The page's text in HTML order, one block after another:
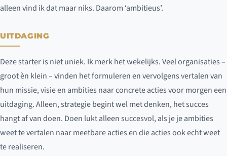
alleen vind ik dat maar niks. Daarom ‘ambitieus’.
UITDAGING
Deze starter is niet uniek. Ik merk het wekelijks. Veel organisaties –
groot èn klein – vinden het formuleren en vervolgens vertalen van
hun missie, visie en ambities naar concrete acties voor morgen een
uitdaging. Alleen, strategie begint wel met denken, het succes
hangt af van doen. Doen lukt alleen succesvol, als je je ambities
weet te vertalen naar meetbare acties en die acties ook echt weet
te realiseren.